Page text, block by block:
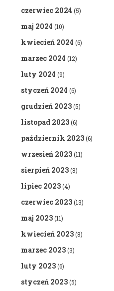
czerwiec 2024 (5)
maj 2024 (10)
kwiecień 2024 (6)
marzec 2024 (12)
luty 2024 (9)
styczeń 2024 (6)
grudzień 2023(5)
listopad 2023(6)
październik 2023(6)
wrzesień 2023(11)
sierpień 2023(8)
lipiec 2023(4)
czerwiec 2023(13)
maj 2023(11)
kwiecień 2023(8)
marzec 2023(3)
luty 2023(6)
styczeń 2023(5)